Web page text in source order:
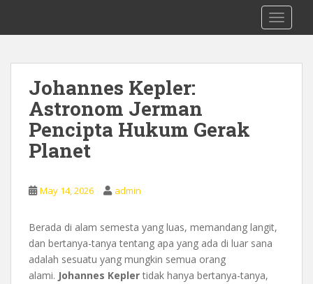
i
0878 8705 9305 Kursus Bahasa Inggis
dari Dasar Untuk Pemula Mataram
Johannes Kepler:
Astronom Jerman
Pencipta Hukum Gerak
Planet
May 14, 2026 admin
Berada di alam semesta yang luas, memandang langit,
dan bertanya-tanya tentang apa yang ada di luar sana
adalah sesuatu yang mungkin semua orang
alami. Johannes Kepler tidak hanya bertanya-tanya,